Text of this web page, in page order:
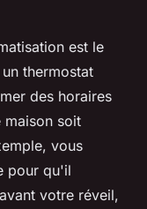
est le
thermostat
des horaires
maison soit
vous
pour qu'il
votre réveil,